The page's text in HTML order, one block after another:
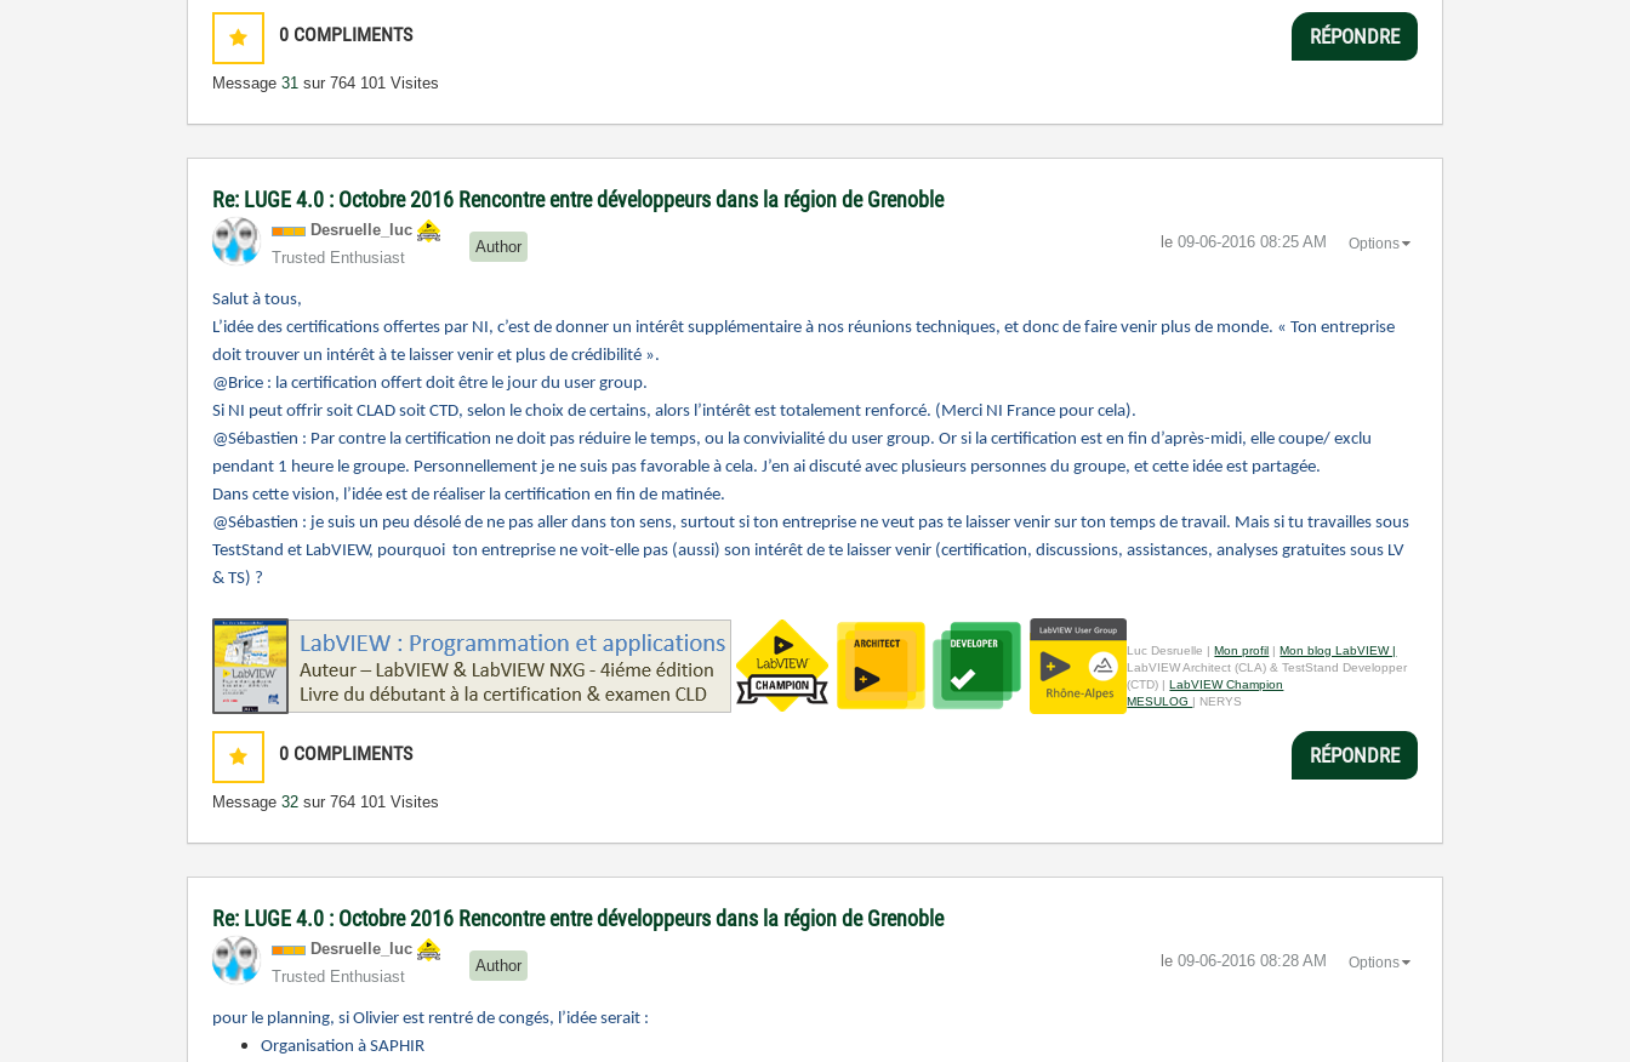
0 COMPLIMENTS
Message31 sur 764 101 Visites
RÉPONDRE
Re: LUGE 4.0 : Octobre 2016 Rencontre entre développeurs dans la région de Grenoble
Desruelle_luc
Trusted Enthusiast
Author le ‎09-06-2016 08:25 AM Options
Salut à tous,
L’idée des certifications offertes par NI, c’est de donner un intérêt supplémentaire à nos réunions techniques, et donc de faire venir plus de monde. « Ton entreprise
doit trouver un intérêt à te laisser venir et plus de crédibilité ».
@Brice : la certification offert doit être le jour du user group.
Si NI peut offrir soit CLAD soit CTD, selon le choix de certains, alors l’intérêt est totalement renforcé. (Merci NI France pour cela).
@Sébastien : Par contre la certification ne doit pas réduire le temps, ou la convivialité du user group. Or si la certification est en fin d’après-midi, elle coupe/ exclu
pendant 1 heure le groupe. Personnellement je ne suis pas favorable à cela. J’en ai discuté avec plusieurs personnes du groupe, et cette idée est partagée.
Dans cette vision, l’idée est de réaliser la certification en fin de matinée.
@Sébastien : je suis un peu désolé de ne pas aller dans ton sens, surtout si ton entreprise ne veut pas te laisser venir sur ton temps de travail. Mais si tu travailles sous
TestStand et LabVIEW, pourquoi ton entreprise ne voit-elle pas (aussi) son intérêt de te laisser venir (certification, discussions, assistances, analyses gratuites sous LV
& TS) ?
Luc Desruelle |Mon profil |Mon blog LabVIEW |
LabVIEW Architect (CLA) & TestStand Developper
(CTD) |LabVIEW Champion
MESULOG | NERYS
0 COMPLIMENTS
Message32 sur 764 101 Visites
RÉPONDRE
Re: LUGE 4.0 : Octobre 2016 Rencontre entre développeurs dans la région de Grenoble
Desruelle_luc
Trusted Enthusiast
Author le ‎09-06-2016 08:28 AM Options
pour le planning, si Olivier est rentré de congés, l’idée serait :
Organisation à SAPHIR